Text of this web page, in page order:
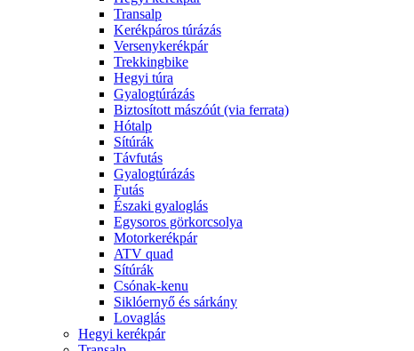
Transalp
Kerékpáros túrázás
Versenykerékpár
Trekkingbike
Hegyi túra
Gyalogtúrázás
Biztosított mászóút (via ferrata)
Hótalp
Sítúrák
Távfutás
Gyalogtúrázás
Futás
Északi gyaloglás
Egysoros görkorcsolya
Motorkerékpár
ATV quad
Sítúrák
Csónak-kenu
Siklóernyő és sárkány
Lovaglás
Hegyi kerékpár